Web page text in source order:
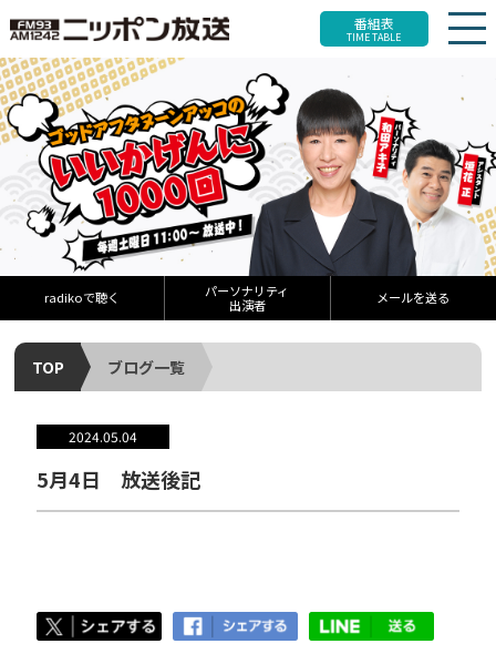
番組表
TIME TABLE
radikoで聴く
パーソナリティ
出演者
メールを送る
TOP ブログ一覧
2024.05.04
5月4日 放送後記